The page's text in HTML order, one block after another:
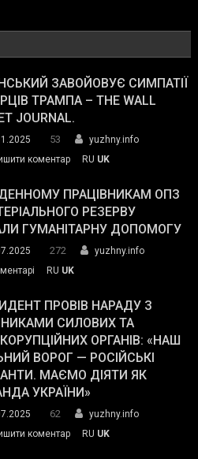
ЗАВОЙОВУЄ СИМПАТІЇ
ТРАМПА – THE WALL
JOURNAL.
53
yuzhny.info
коментарon
завойовує
симпатії
виборців
The
Street
Journal.
RU UK
ПРАЦІВНИКАМ ОПЗ
РЕЗЕРВУ
ГУМАНІТАРНУ ДОПОМОГУ
272
yuzhny.info
Південному
працівникам
ОПЗ
з
матеріального
резерву
гуманітарну
допомогу
RU UK
ПРОВІВ НАРАДУ З
СИЛОВИХ ТА
ОРГАНІВ: «НАШ
ВОРОГ — РОСІЙСЬКІ
МАЄМО ДІЯТИ ЯК
УКРАЇНИ»
62
yuzhny.info
коментарon
RU UK